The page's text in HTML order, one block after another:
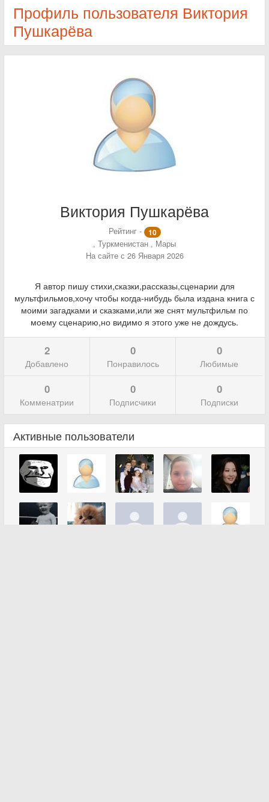
Профиль пользователя Виктория
Пушкарёва
Виктория Пушкарёва
Рейтинг -
10
, Туркменистан , Мары
На сайте с 26 Января 2026
Я автор пишу стихи,сказки,рассказы,сценарии для
мультфильмов,хочу чтобы когда-нибудь была издана книга с
моими загадками и сказками,или же снят мультфильм по
моему сценарию,но видимо я этого уже не дождусь.
2
Добавлено
0
Понравилось
0
Любимые
0
Комменатрии
0
Подписчики
0
Подписки
Активные пользователи